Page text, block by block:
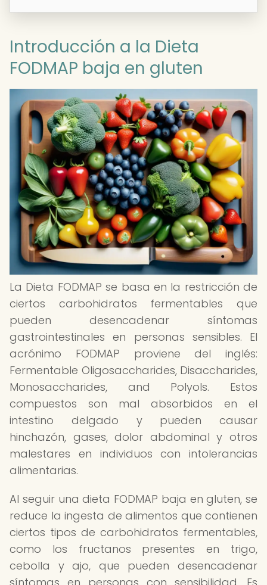
Introducción a la Dieta
FODMAP baja en gluten
La Dieta FODMAP se basa en la restricción de
ciertos carbohidratos fermentables que
pueden desencadenar síntomas
gastrointestinales en personas sensibles. El
acrónimo FODMAP proviene del inglés:
Fermentable Oligosaccharides, Disaccharides,
Monosaccharides, and Polyols. Estos
compuestos son mal absorbidos en el
intestino delgado y pueden causar
hinchazón, gases, dolor abdominal y otros
malestares en individuos con intolerancias
alimentarias.
Al seguir una dieta FODMAP baja en gluten, se
reduce la ingesta de alimentos que contienen
ciertos tipos de carbohidratos fermentables,
como los fructanos presentes en trigo,
cebolla y ajo, que pueden desencadenar